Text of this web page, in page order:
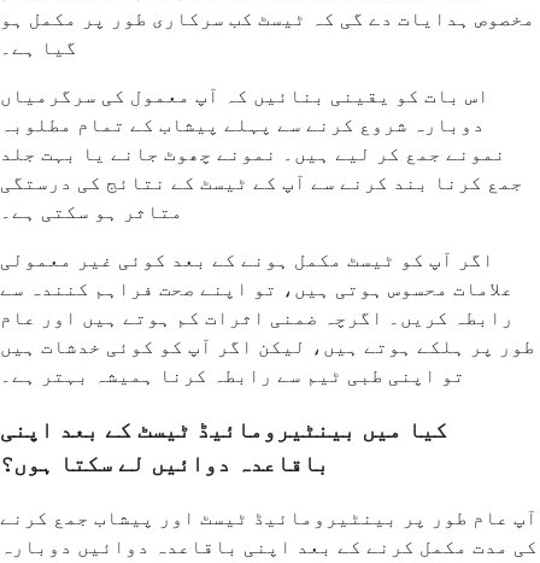
مخصوص ہدایات دے گی کہ ٹیسٹ کب سرکاری طور پر مکمل ہو
گیا ہے۔
اس بات کو یقینی بنائیں کہ آپ معمول کی سرگرمیاں
دوبارہ شروع کرنے سے پہلے پیشاب کے تمام مطلوبہ
نمونے جمع کر لیے ہیں۔ نمونے چھوٹ جانے یا بہت جلد
جمع کرنا بند کرنے سے آپ کے ٹیسٹ کے نتائج کی درستگی
متاثر ہو سکتی ہے۔
اگر آپ کو ٹیسٹ مکمل ہونے کے بعد کوئی غیر معمولی
علامات محسوس ہوتی ہیں، تو اپنے صحت فراہم کنندہ سے
رابطہ کریں۔ اگرچہ ضمنی اثرات کم ہوتے ہیں اور عام
طور پر ہلکے ہوتے ہیں، لیکن اگر آپ کو کوئی خدشات ہیں
تو اپنی طبی ٹیم سے رابطہ کرنا ہمیشہ بہتر ہے۔
کیا میں بینٹیرومائیڈ ٹیسٹ کے بعد اپنی
باقاعدہ دوائیں لے سکتا ہوں؟
آپ عام طور پر بینٹیرومائیڈ ٹیسٹ اور پیشاب جمع کرنے
کی مدت مکمل کرنے کے بعد اپنی باقاعدہ دوائیں دوبارہ